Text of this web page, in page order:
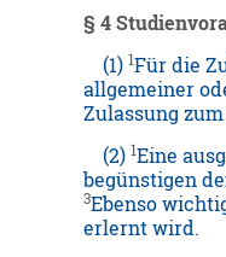
§ 4
(1)1Für die
allgemeiner
Zulassung
(2)1Eine
begünstigen
3Ebenso
erlernt wird.